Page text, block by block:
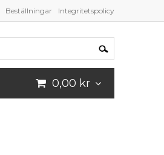
Beställningar Integritetspolicy
0,00 kr